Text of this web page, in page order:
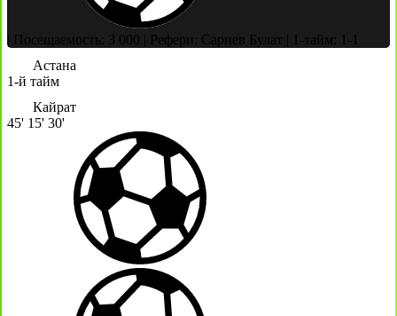
Посещаемость: 3 000 Рефери: Сариев Булат
1-тайм: 1-1
Астана
1-й тайм
Кайрат
45' 15' 30'